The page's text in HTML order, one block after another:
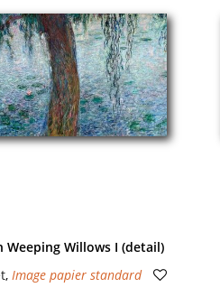
Willows I (detail)
, Image papier standard